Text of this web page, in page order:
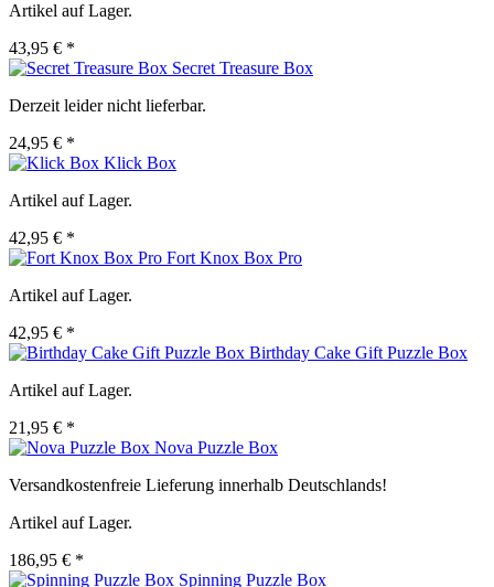
Artikel auf Lager.
43,95 € *
Secret Treasure Box
Derzeit leider nicht lieferbar.
24,95 € *
Klick Box
Artikel auf Lager.
42,95 € *
Fort Knox Box Pro
Artikel auf Lager.
42,95 € *
Birthday Cake Gift Puzzle Box
Artikel auf Lager.
21,95 € *
Nova Puzzle Box
Versandkostenfreie Lieferung innerhalb Deutschlands!
Artikel auf Lager.
186,95 € *
Spinning Puzzle Box